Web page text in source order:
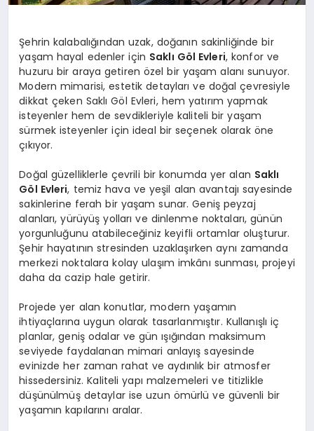
Şehrin kalabalığından uzak, doğanın sakinliğinde bir
yaşam hayal edenler için Saklı Göl Evleri, konfor ve
huzuru bir araya getiren özel bir yaşam alanı sunuyor.
Modern mimarisi, estetik detayları ve doğal çevresiyle
dikkat çeken Saklı Göl Evleri, hem yatırım yapmak
isteyenler hem de sevdikleriyle kaliteli bir yaşam
sürmek isteyenler için ideal bir seçenek olarak öne
çıkıyor.
Doğal güzelliklerle çevrili bir konumda yer alan Saklı
Göl Evleri, temiz hava ve yeşil alan avantajı sayesinde
sakinlerine ferah bir yaşam sunar. Geniş peyzaj
alanları, yürüyüş yolları ve dinlenme noktaları, günün
yorgunluğunu atabileceğiniz keyifli ortamlar oluşturur.
Şehir hayatının stresinden uzaklaşırken aynı zamanda
merkezi noktalara kolay ulaşım imkânı sunması, projeyi
daha da cazip hale getirir.
Projede yer alan konutlar, modern yaşamın
ihtiyaçlarına uygun olarak tasarlanmıştır. Kullanışlı iç
planlar, geniş odalar ve gün ışığından maksimum
seviyede faydalanan mimari anlayış sayesinde
evinizde her zaman rahat ve aydınlık bir atmosfer
hissedersiniz. Kaliteli yapı malzemeleri ve titizlikle
düşünülmüş detaylar ise uzun ömürlü ve güvenli bir
yaşamın kapılarını aralar.